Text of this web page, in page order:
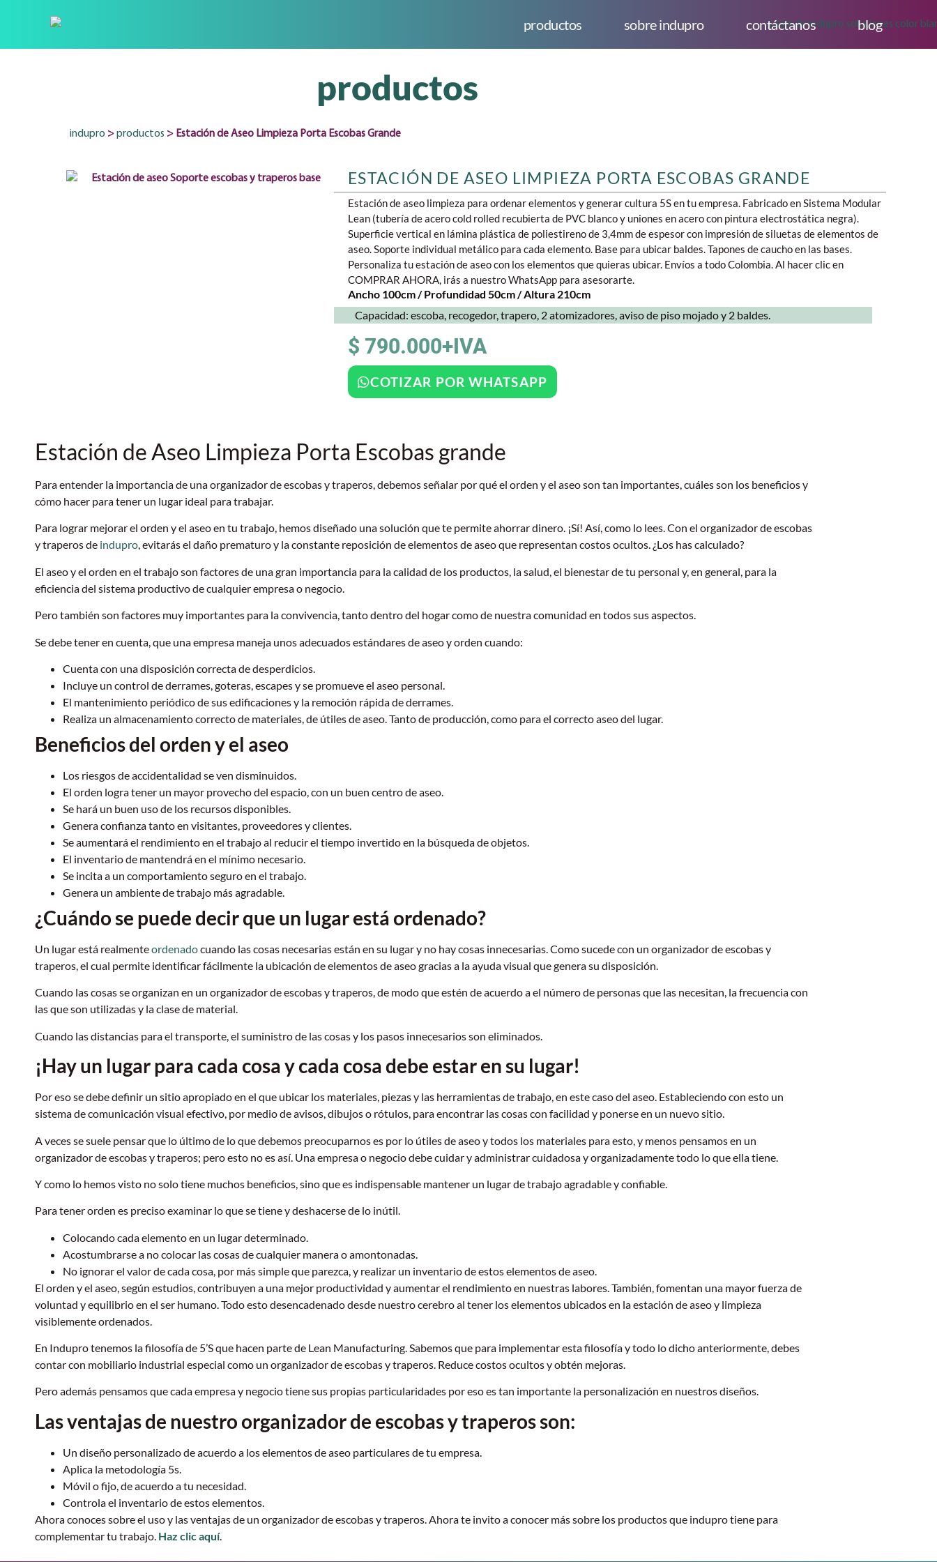
productos sobre indupro contáctanos blog
productos
indupro >productos > Estación de Aseo Limpieza Porta Escobas Grande
ESTACIÓN DE ASEO LIMPIEZA PORTA ESCOBAS GRANDE
Estación de aseo limpieza para ordenar elementos y generar cultura 5S en tu empresa. Fabricado en Sistema Modular
Lean (tubería de acero cold rolled recubierta de PVC blanco y uniones en acero con pintura electrostática negra).
Superficie vertical en lámina plástica de poliestireno de 3,4mm de espesor con impresión de siluetas de elementos de
aseo. Soporte individual metálico para cada elemento. Base para ubicar baldes. Tapones de caucho en las bases.
Personaliza tu estación de aseo con los elementos que quieras ubicar. Envíos a todo Colombia. Al hacer clic en
COMPRAR AHORA, irás a nuestro WhatsApp para asesorarte.
Ancho 100cm / Profundidad 50cm / Altura 210cm
Capacidad: escoba, recogedor, trapero, 2 atomizadores, aviso de piso mojado y 2 baldes.
$ 790.000+IVA
COTIZAR POR WHATSAPP
Estación de Aseo Limpieza Porta Escobas grande
Para entender la importancia de una organizador de escobas y traperos, debemos señalar por qué el orden y el aseo son tan importantes, cuáles son los beneficios y
cómo hacer para tener un lugar ideal para trabajar.
Para lograr mejorar el orden y el aseo en tu trabajo, hemos diseñado una solución que te permite ahorrar dinero. ¡Sí! Así, como lo lees. Con el organizador de escobas
y traperos de indupro, evitarás el daño prematuro y la constante reposición de elementos de aseo que representan costos ocultos. ¿Los has calculado?
El aseo y el orden en el trabajo son factores de una gran importancia para la calidad de los productos, la salud, el bienestar de tu personal y, en general, para la
eficiencia del sistema productivo de cualquier empresa o negocio.
Pero también son factores muy importantes para la convivencia, tanto dentro del hogar como de nuestra comunidad en todos sus aspectos.
Se debe tener en cuenta, que una empresa maneja unos adecuados estándares de aseo y orden cuando:
Cuenta con una disposición correcta de desperdicios.
Incluye un control de derrames, goteras, escapes y se promueve el aseo personal.
El mantenimiento periódico de sus edificaciones y la remoción rápida de derrames.
Realiza un almacenamiento correcto de materiales, de útiles de aseo. Tanto de producción, como para el correcto aseo del lugar.
Beneficios del orden y el aseo
Los riesgos de accidentalidad se ven disminuidos.
El orden logra tener un mayor provecho del espacio, con un buen centro de aseo.
Se hará un buen uso de los recursos disponibles.
Genera confianza tanto en visitantes, proveedores y clientes.
Se aumentará el rendimiento en el trabajo al reducir el tiempo invertido en la búsqueda de objetos.
El inventario de mantendrá en el mínimo necesario.
Se incita a un comportamiento seguro en el trabajo.
Genera un ambiente de trabajo más agradable.
¿Cuándo se puede decir que un lugar está ordenado?
Un lugar está realmenteordenadocuando las cosas necesarias están en su lugar y no hay cosas innecesarias. Como sucede con un organizador de escobas y
traperos, el cual permite identificar fácilmente la ubicación de elementos de aseo gracias a la ayuda visual que genera su disposición.
Cuando las cosas se organizan en un organizador de escobas y traperos, de modo que estén de acuerdo a el número de personas que las necesitan, la frecuencia con
las que son utilizadas y la clase de material.
Cuando las distancias para el transporte, el suministro de las cosas y los pasos innecesarios son eliminados.
¡Hay un lugar para cada cosa y cada cosa debe estar en su lugar!
Por eso se debe definir un sitio apropiado en el que ubicar los materiales, piezas y las herramientas de trabajo, en este caso del aseo. Estableciendo con esto un
sistema de comunicación visual efectivo, por medio de avisos, dibujos o rótulos, para encontrar las cosas con facilidad y ponerse en un nuevo sitio.
A veces se suele pensar que lo último de lo que debemos preocuparnos es por lo útiles de aseo y todos los materiales para esto, y menos pensamos en un
organizador de escobas y traperos; pero esto no es así. Una empresa o negocio debe cuidar y administrar cuidadosa y organizadamente todo lo que ella tiene.
Y como lo hemos visto no solo tiene muchos beneficios, sino que es indispensable mantener un lugar de trabajo agradable y confiable.
Para tener orden es preciso examinar lo que se tiene y deshacerse de lo inútil.
Colocando cada elemento en un lugar determinado.
Acostumbrarse a no colocar las cosas de cualquier manera o amontonadas.
No ignorar el valor de cada cosa, por más simple que parezca, y realizar un inventario de estos elementos de aseo.
El orden y el aseo, según estudios, contribuyen a una mejor productividad y aumentar el rendimiento en nuestras labores. También, fomentan una mayor fuerza de
voluntad y equilibrio en el ser humano. Todo esto desencadenado desde nuestro cerebro al tener los elementos ubicados en la estación de aseo y limpieza
visiblemente ordenados.
En Indupro tenemos la filosofía de 5’S que hacen parte de Lean Manufacturing. Sabemos que para implementar esta filosofía y todo lo dicho anteriormente, debes
contar con mobiliario industrial especial como un organizador de escobas y traperos. Reduce costos ocultos y obtén mejoras.
Pero además pensamos que cada empresa y negocio tiene sus propias particularidades por eso es tan importante la personalización en nuestros diseños.
Las ventajas de nuestro organizador de escobas y traperos son:
Un diseño personalizado de acuerdo a los elementos de aseo particulares de tu empresa.
Aplica la metodología 5s.
Móvil o fijo, de acuerdo a tu necesidad.
Controla el inventario de estos elementos.
Ahora conoces sobre el uso y las ventajas de un organizador de escobas y traperos. Ahora te invito a conocer más sobre los productos que indupro tiene para
complementar tu trabajo. Haz clic aquí.